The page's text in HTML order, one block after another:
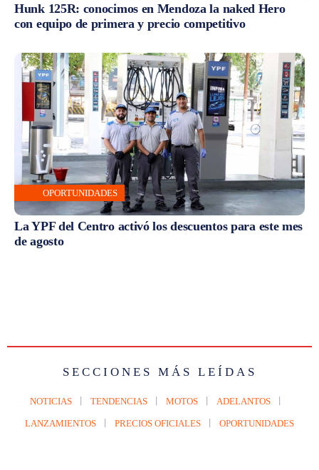
Hunk 125R: conocimos en Mendoza la naked Hero
con equipo de primera y precio competitivo
OPORTUNIDADES
La YPF del Centro activó los descuentos para este mes
de agosto
SECCIONES MÁS LEÍDAS
NOTICIAS TENDENCIAS MOTOS ADELANTOS
LANZAMIENTOS PRECIOS OFICIALES OPORTUNIDADES